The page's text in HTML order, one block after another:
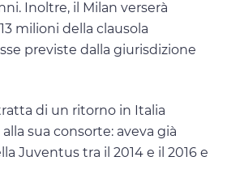
Inoltre, il Milan verserà
milioni della clausola
previste dalla giurisdizione
di un ritorno in Italia
sua consorte: aveva già
Juventus tra il 2014 e il 2016 e